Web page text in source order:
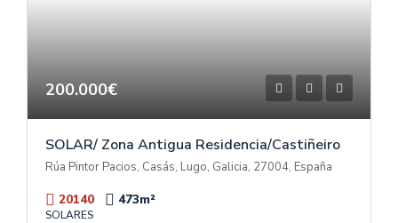
200.000€
SOLAR/ Zona Antigua Residencia/Castiñeiro
Rúa Pintor Pacios, Casás, Lugo, Galicia, 27004, España
20140 473m²
SOLARES